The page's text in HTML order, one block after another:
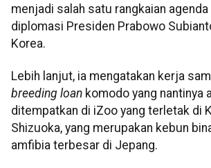
menjadi salah satu rangkaian
diplomasi Presiden Prabowo
Korea.
Lebih lanjut, ia mengatakan kerja
breeding loan komodo yang nantinya
ditempatkan di iZoo yang terletak di
Shizuoka, yang merupakan kebun
amfibia terbesar di Jepang.